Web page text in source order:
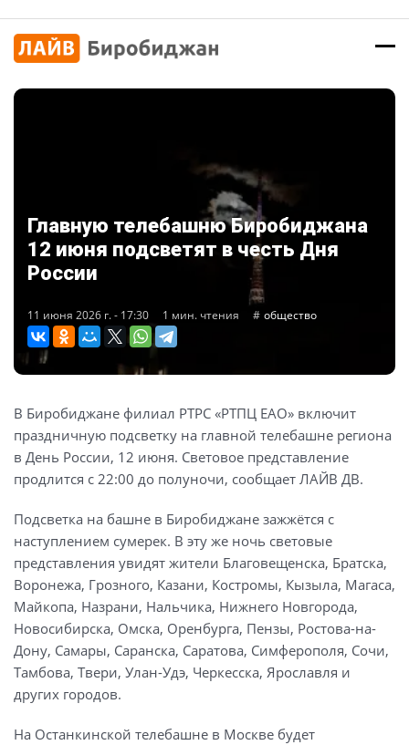
Главную телебашню Биробиджана
12 июня подсветят в честь Дня
России
11 июня 2026 г. - 17:30 1 мин. чтения общество
В Биробиджане филиал РТРС «РТПЦ ЕАО» включит
праздничную подсветку на главной телебашне региона
в День России, 12 июня. Световое представление
продлится с 22:00 до полуночи, сообщает ЛАЙВ ДВ.
Подсветка на башне в Биробиджане зажжётся с
наступлением сумерек. В эту же ночь световые
представления увидят жители Благовещенска, Братска,
Воронежа, Грозного, Казани, Костромы, Кызыла, Магаса,
Майкопа, Назрани, Нальчика, Нижнего Новгорода,
Новосибирска, Омска, Оренбурга, Пензы, Ростова-на-
Дону, Самары, Саранска, Саратова, Симферополя, Сочи,
Тамбова, Твери, Улан-Удэ, Черкесска, Ярославля и
других городов.
На Останкинской телебашне в Москве будет